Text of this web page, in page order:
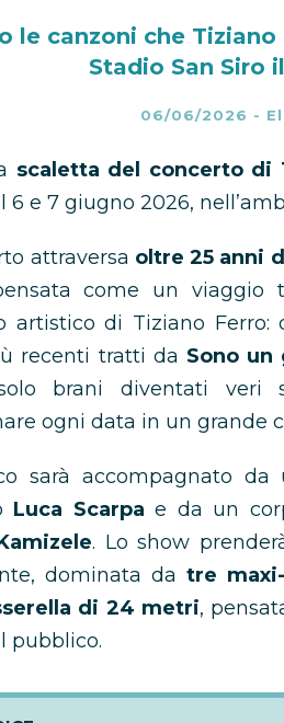
le canzoni che
Stadio San Siro
06/06/2026 -
scaletta del concerto di
6 e 7 giugno 2026,
attraversa oltre 25 anni
come un viaggio
artistico di Tiziano
recenti tratti da Sono un
brani diventati veri
ogni data in un grande
sarà accompagnato da
Luca Scarpa e da un
. Lo show
dominata da tre
di 24 metri,
pubblico.